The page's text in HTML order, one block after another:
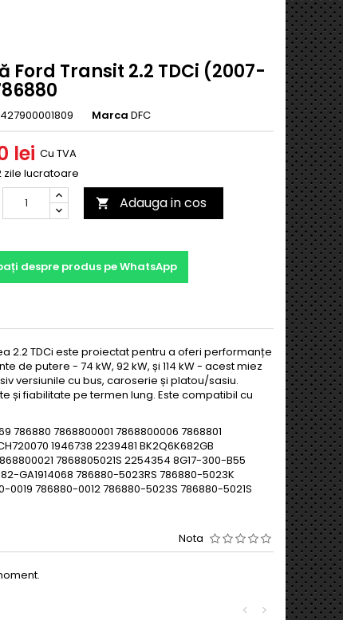
Ford Transit 2.2 TDCi (2007-
Marca DFC
lei Cu TVA
zile lucratoare
 Adauga in cos
despre produs pe WhatsApp
2.2 TDCi este proiectat pentru a oferi performanțe
putere - 74 kW, 92 kW, și 114 kW - acest miez
versiunile cu bus, caroserie și platou/sasiu.
și fiabilitate pe termen lung. Este compatibil cu
786880 7868800001 7868800006 7868801
1946738 2239481 BK2Q6K682GB
7868805021S 2254354 8G17-300-B55
GA1914068 786880-5023RS 786880-5023K
786880-0012 786880-5023S 786880-5021S
Nota
>
<